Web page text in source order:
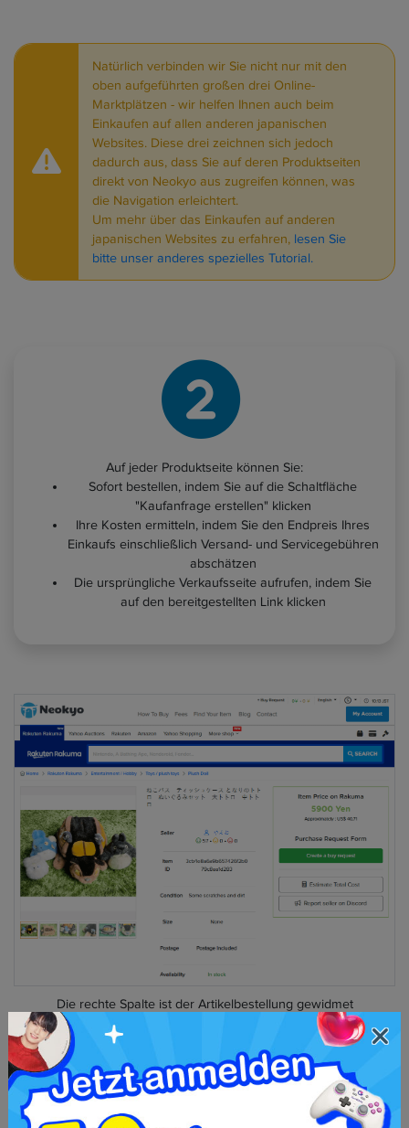
Natürlich verbinden wir Sie nicht nur mit den
oben aufgeführten großen drei Online-
Marktplätzen - wir helfen Ihnen auch beim
Einkaufen auf allen anderen japanischen
Websites. Diese drei zeichnen sich jedoch
dadurch aus, dass Sie auf deren Produktseiten
direkt von Neokyo aus zugreifen können, was
die Navigation erleichtert.
Um mehr über das Einkaufen auf anderen
japanischen Websites zu erfahren, lesen Sie
bitte unser anderes spezielles Tutorial.
Auf jeder Produktseite können Sie:
Sofort bestellen, indem Sie auf die Schaltfläche
"Kaufanfrage erstellen" klicken
Ihre Kosten ermitteln, indem Sie den Endpreis Ihres
Einkaufs einschließlich Versand- und Servicegebühren
abschätzen
Die ursprüngliche Verkaufsseite aufrufen, indem Sie
auf den bereitgestellten Link klicken
Die rechte Spalte ist der Artikelbestellung gewidmet
Tipp: Sie können nach einem Begriff suchen,
ohne dass er übersetzt wird, um Eigennamen
von Gemeinschaftsnamen zu unterscheiden.